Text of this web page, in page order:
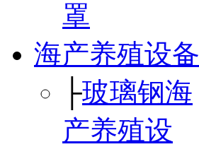
罩
海产养殖设备
├玻璃钢海
产养殖设